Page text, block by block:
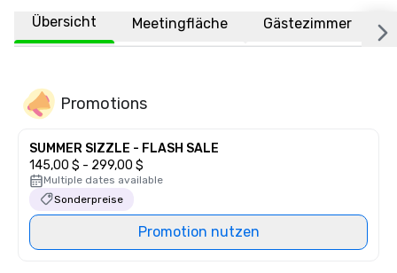
Übersicht Meetingfläche Gästezimmer
Promotions
SUMMER SIZZLE - FLASH SALE
145,00 $ - 299,00 $
Multiple dates available
Sonderpreise
Promotion nutzen